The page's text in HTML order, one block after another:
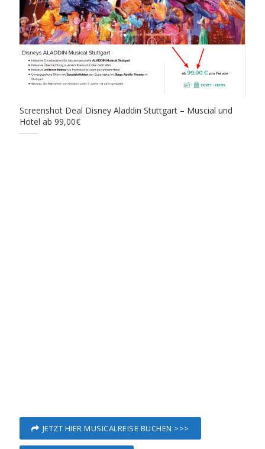
Screenshot Deal Disney Aladdin Stuttgart – Muscial und
Hotel ab 99,00€
JETZT HIER MUSICALREISE BUCHEN >>>